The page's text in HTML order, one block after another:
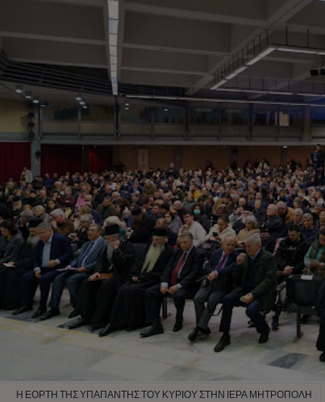
Η ΕΟΡΤΉ ΤΗΣ ΥΠΑΠΑΝΤΉΣ ΤΟΥ ΚΥΡΊΟΥ ΣΤΗΝ ΙΕΡΆ ΜΗΤΡΌΠΟΛΗ